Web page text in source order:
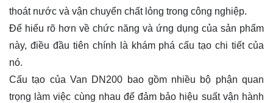
thoát nước và vận chuyển chất lỏng trong công nghiệp.
Để hiểu rõ hơn về chức năng và ứng dụng của sản phẩm
này, điều đầu tiên chính là khám phá cấu tạo chi tiết của
nó.
Cấu tạo của Van DN200 bao gồm nhiều bộ phận quan
trọng làm việc cùng nhau để đảm bảo hiệu suất vận hành